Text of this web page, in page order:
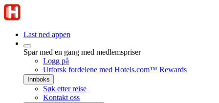
Last ned appen
Spar med en gang med medlemspriser
Logg på
Utforsk fordelene med Hotels.com™ Rewards
Innboks
Søk etter reise
Kontakt oss